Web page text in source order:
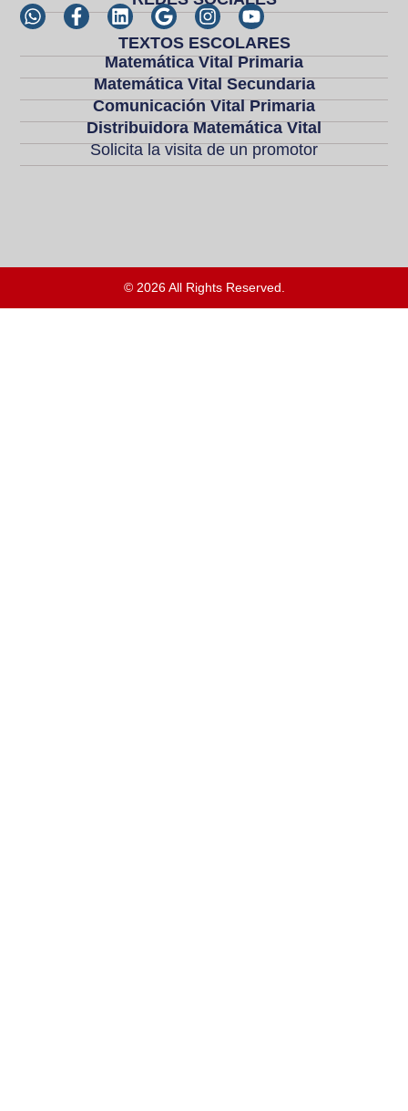
TEXTOS ESCOLARES
Matemática Vital Primaria
Matemática Vital Secundaria
Comunicación Vital Primaria
Distribuidora Matemática Vital
Solicita la visita de un promotor
© 2026 All Rights Reserved.